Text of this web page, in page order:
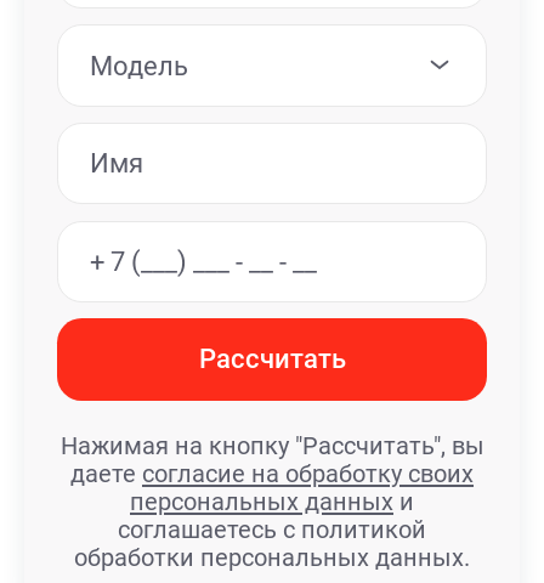
Модель
Рассчитать
Нажимая на кнопку "Рассчитать", вы
даете согласие на обработку своих
персональных данных и
соглашаетесь с политикой
обработки персональных данных.